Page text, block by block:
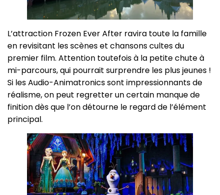
L’attraction Frozen Ever After ravira toute la famille
en revisitant les scènes et chansons cultes du
premier film. Attention toutefois à la petite chute à
mi-parcours, qui pourrait surprendre les plus jeunes !
Si les Audio-Animatronics sont impressionnants de
réalisme, on peut regretter un certain manque de
finition dès que l’on détourne le regard de l’élément
principal.